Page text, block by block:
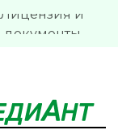
Лицензия и
документы